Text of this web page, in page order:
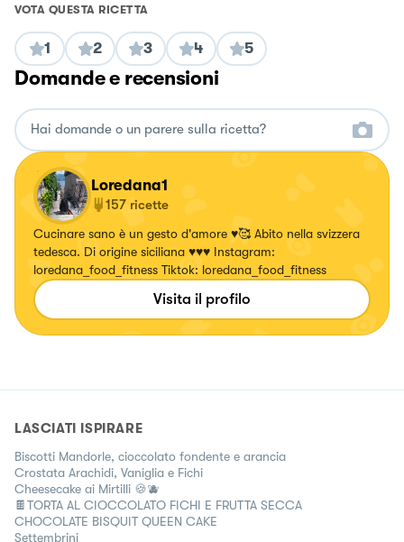
VOTA QUESTA RICETTA
1 2 3 4 5
Domande e recensioni
Loredana1
157 ricette
Cucinare sano è un gesto d'amore ♥️🥰 Abito nella svizzera
tedesca. Di origine siciliana ♥️♥️♥️ Instagram:
loredana_food_fitness Tiktok: loredana_food_fitness
Visita il profilo
LASCIATI ISPIRARE
Biscotti Mandorle, cioccolato fondente e arancia
Crostata Arachidi, Vaniglia e Fichi
Cheesecake ai Mirtilli 🍪🫐
🍫TORTA AL CIOCCOLATO FICHI E FRUTTA SECCA
CHOCOLATE BISQUIT QUEEN CAKE
Settembrini